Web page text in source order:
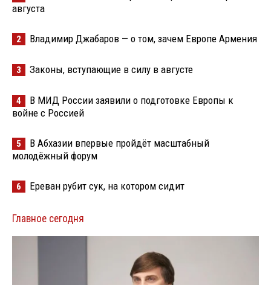
августа
2 Владимир Джабаров — о том, зачем Европе Армения
3 Законы, вступающие в силу в августе
4
В МИД России заявили о подготовке Европы к
войне с Россией
5
В Абхазии впервые пройдёт масштабный
молодёжный форум
6 Ереван рубит сук, на котором сидит
Главное сегодня